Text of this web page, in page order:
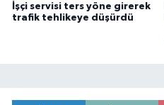
İşçi servisi ters yöne girerek
trafik tehlikeye düşürdü